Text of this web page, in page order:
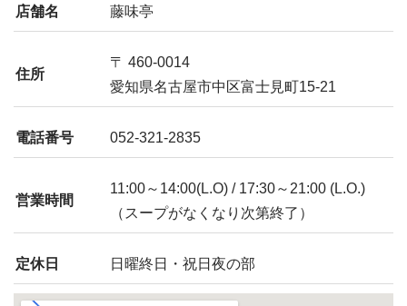
店舗名 藤味亭
住所
〒 460-0014
愛知県名古屋市中区富士見町15-21
電話番号 052-321-2835
営業時間
11:00～14:00(L.O) / 17:30～21:00 (L.O.)
（スープがなくなり次第終了）
定休日 日曜終日・祝日夜の部